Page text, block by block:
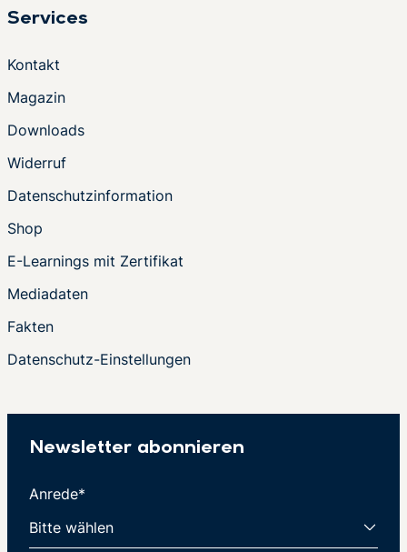
Services
Kontakt
Magazin
Downloads
Widerruf
Datenschutzinformation
Shop
E-Learnings mit Zertifikat
Mediadaten
Fakten
Datenschutz-Einstellungen
Newsletter abonnieren
Anrede*